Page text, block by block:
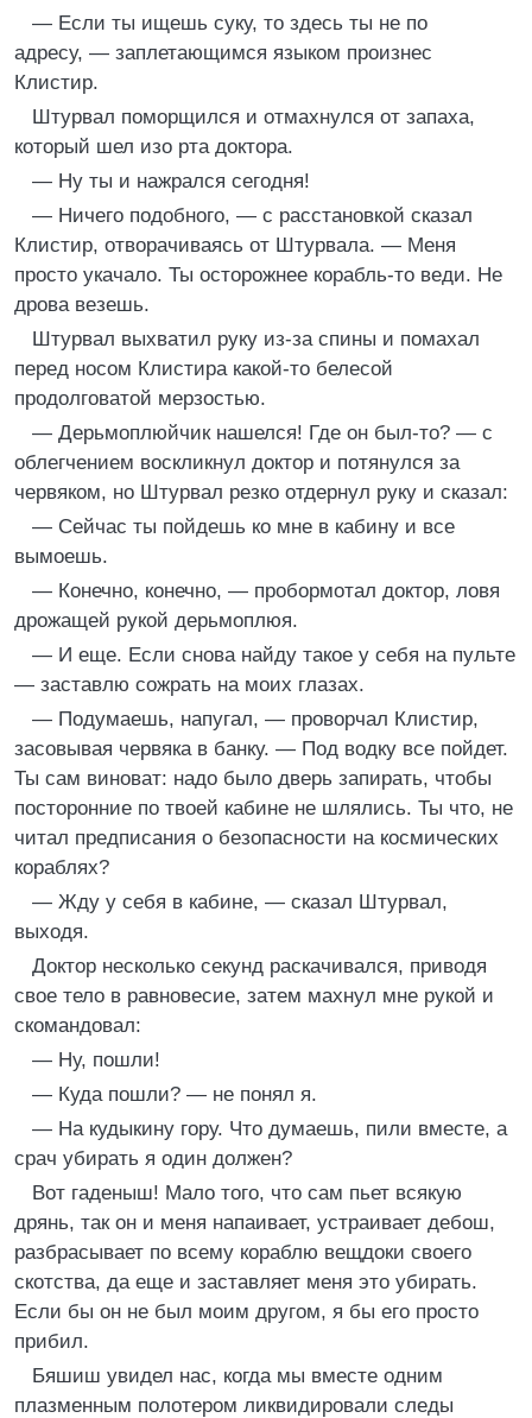
— Если ты ищешь суку, то здесь ты не по
адресу, — заплетающимся языком произнес
Клистир.
Штурвал поморщился и отмахнулся от запаха,
который шел изо рта доктора.
— Ну ты и нажрался сегодня!
— Ничего подобного, — с расстановкой сказал
Клистир, отворачиваясь от Штурвала. — Меня
просто укачало. Ты осторожнее корабль-то веди. Не
дрова везешь.
Штурвал выхватил руку из-за спины и помахал
перед носом Клистира какой-то белесой
продолговатой мерзостью.
— Дерьмоплюйчик нашелся! Где он был-то? — с
облегчением воскликнул доктор и потянулся за
червяком, но Штурвал резко отдернул руку и сказал:
— Сейчас ты пойдешь ко мне в кабину и все
вымоешь.
— Конечно, конечно, — пробормотал доктор, ловя
дрожащей рукой дерьмоплюя.
— И еще. Если снова найду такое у себя на пульте
— заставлю сожрать на моих глазах.
— Подумаешь, напугал, — проворчал Клистир,
засовывая червяка в банку. — Под водку все пойдет.
Ты сам виноват: надо было дверь запирать, чтобы
посторонние по твоей кабине не шлялись. Ты что, не
читал предписания о безопасности на космических
кораблях?
— Жду у себя в кабине, — сказал Штурвал,
выходя.
Доктор несколько секунд раскачивался, приводя
свое тело в равновесие, затем махнул мне рукой и
скомандовал:
— Ну, пошли!
— Куда пошли? — не понял я.
— На кудыкину гору. Что думаешь, пили вместе, а
срач убирать я один должен?
Вот гаденыш! Мало того, что сам пьет всякую
дрянь, так он и меня напаивает, устраивает дебош,
разбрасывает по всему кораблю вещдоки своего
скотства, да еще и заставляет меня это убирать.
Если бы он не был моим другом, я бы его просто
прибил.
Бяшиш увидел нас, когда мы вместе одним
плазменным полотером ликвидировали следы